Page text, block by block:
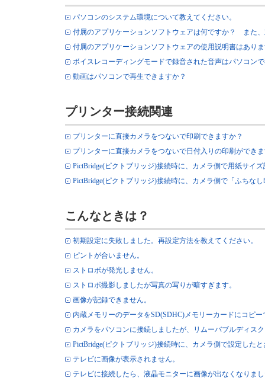
パソコンのシステム環境について教えてください。
付属のアプリケーションソフトウェアは何ですか？ また
付属のアプリケーションソフトウェアの使用説明書はあり
ボイスレコーディングモードで録音された音声はパソコン
動画はパソコンで再生できますか？
プリンター接続関連
プリンターに直接カメラをつないで印刷できますか？
プリンターに直接カメラをつないで日付入りの印刷ができ
PictBridge(ピクトブリッジ)接続時に、カメラ側で用紙サイ
PictBridge(ピクトブリッジ)接続時に、カメラ側で「ふちな
こんなときは？
初期設定に失敗しました。再設定方法を教えてください。
ピントが合いません。
ストロボが発光しません。
ストロボ撮影しましたが写真の写りが暗すぎます。
画像が記録できません。
内蔵メモリーのデータをSD(SDHC)メモリーカードにコピ
カメラをパソコンに接続しましたが、リムーバブルディス
PictBridge(ピクトブリッジ)接続時に、カメラ側で設定した
テレビに画像が表示されません。
テレビに接続したら、液晶モニターに画像が出なくなりま